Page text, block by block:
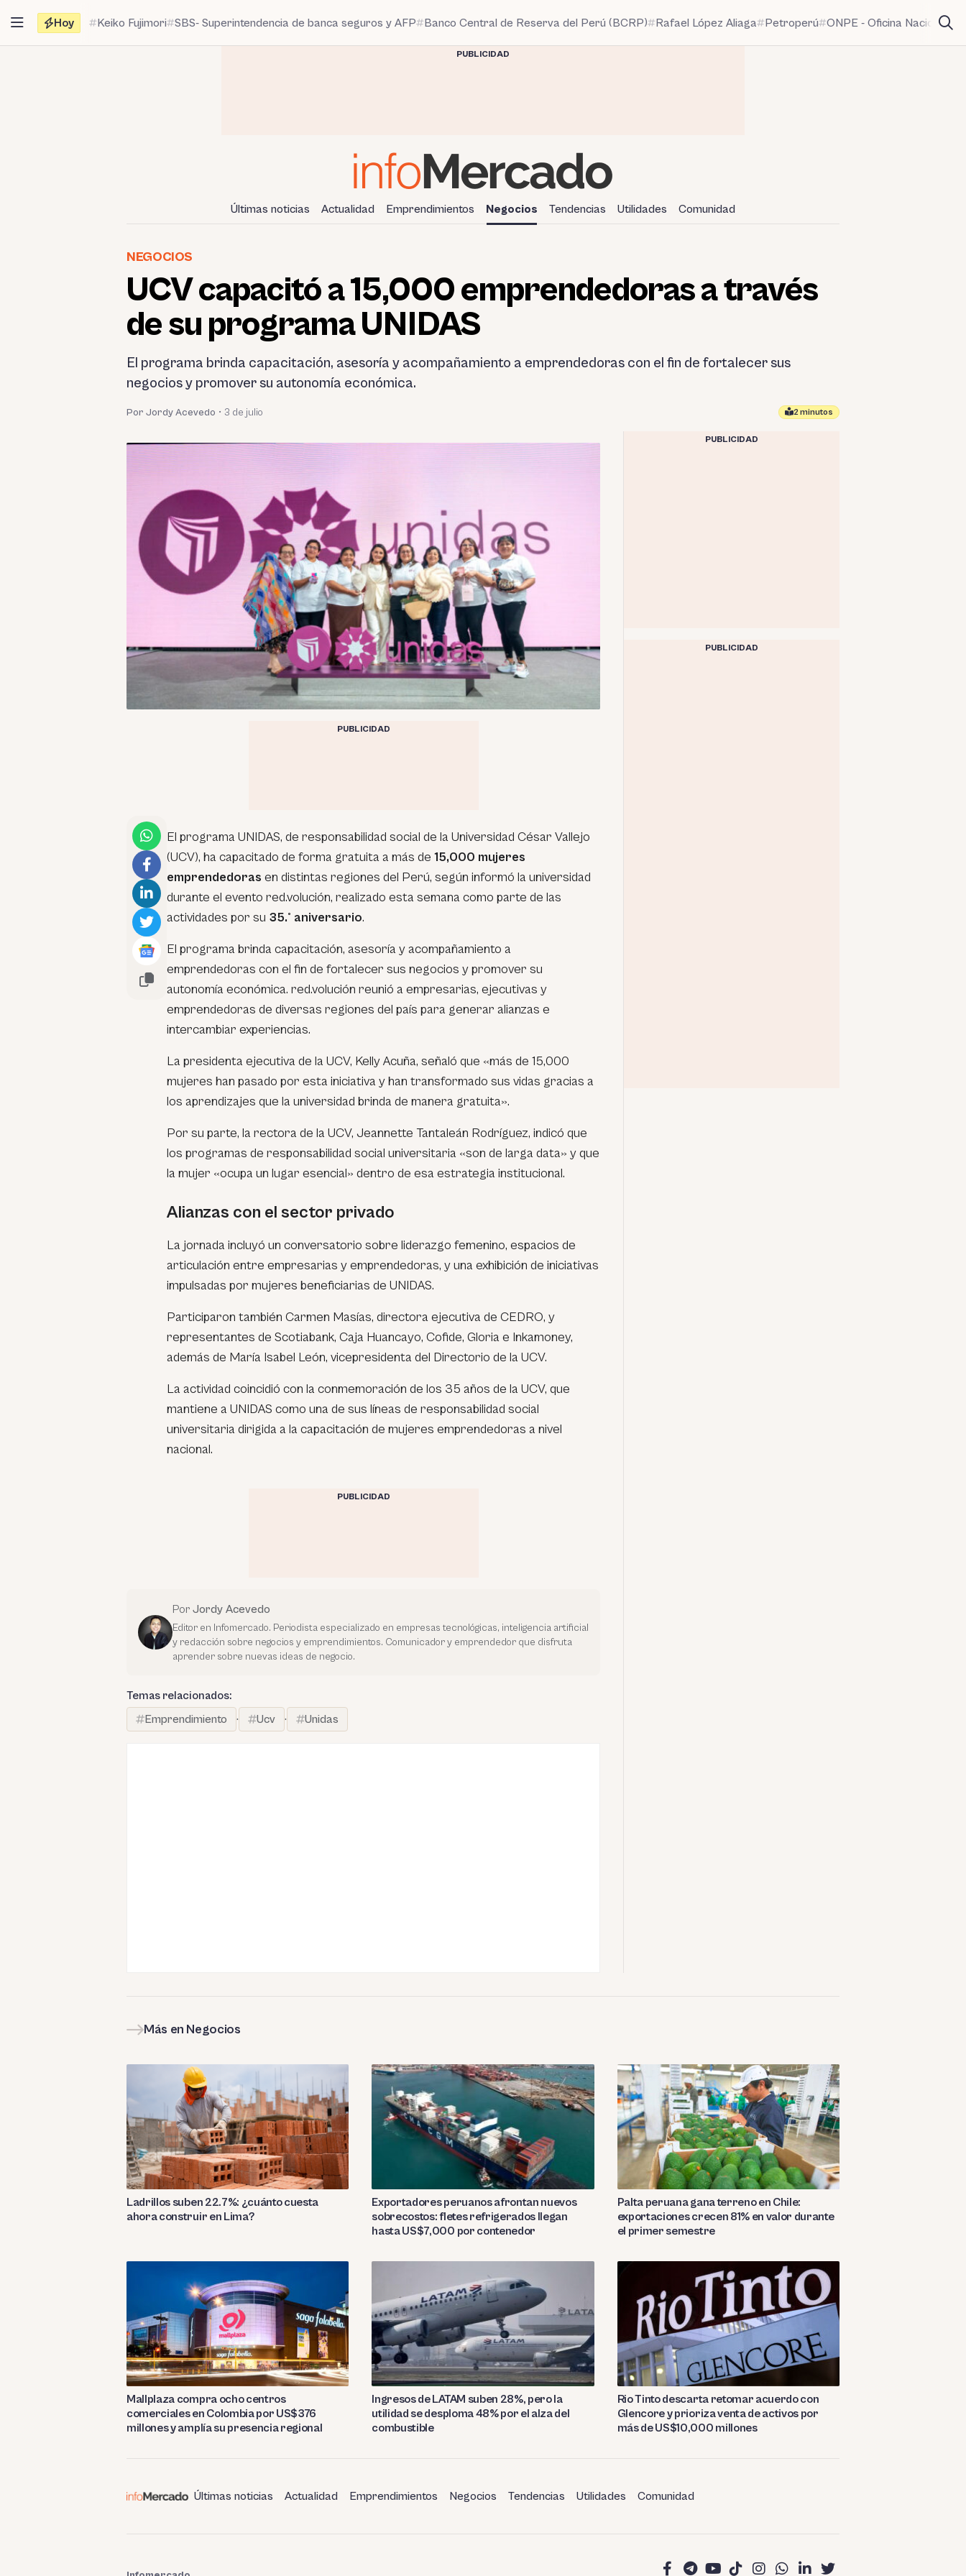
contenido
Hoy Keiko Fujimori SBS- Superintendencia de banca seguros y AFP Banco Central de Reserva del Perú (BCRP) Rafael López Aliaga Petroperú ONPE - Oficina Nacional
PUBLICIDAD
Últimas noticias Actualidad Emprendimientos Negocios Tendencias Utilidades Comunidad
NEGOCIOS
UCV capacitó a 15,000 emprendedoras a través
de su programa UNIDAS
El programa brinda capacitación, asesoría y acompañamiento a emprendedoras con el fin de fortalecer sus
negocios y promover su autonomía económica.
Por Jordy Acevedo • 3 de julio 2 minutos
PUBLICIDAD
El programa UNIDAS, de responsabilidad social de la Universidad César Vallejo
(UCV), ha capacitado de forma gratuita a más de 15,000 mujeres
emprendedoras en distintas regiones del Perú, según informó la universidad
durante el evento red.volución, realizado esta semana como parte de las
actividades por su 35.° aniversario.
El programa brinda capacitación, asesoría y acompañamiento a
emprendedoras con el fin de fortalecer sus negocios y promover su
autonomía económica. red.volución reunió a empresarias, ejecutivas y
emprendedoras de diversas regiones del país para generar alianzas e
intercambiar experiencias.
La presidenta ejecutiva de la UCV, Kelly Acuña, señaló que «más de 15,000
mujeres han pasado por esta iniciativa y han transformado sus vidas gracias a
los aprendizajes que la universidad brinda de manera gratuita».
Por su parte, la rectora de la UCV, Jeannette Tantaleán Rodríguez, indicó que
los programas de responsabilidad social universitaria «son de larga data» y que
la mujer «ocupa un lugar esencial» dentro de esa estrategia institucional.
Alianzas con el sector privado
La jornada incluyó un conversatorio sobre liderazgo femenino, espacios de
articulación entre empresarias y emprendedoras, y una exhibición de iniciativas
impulsadas por mujeres beneficiarias de UNIDAS.
Participaron también Carmen Masías, directora ejecutiva de CEDRO, y
representantes de Scotiabank, Caja Huancayo, Cofide, Gloria e Inkamoney,
además de María Isabel León, vicepresidenta del Directorio de la UCV.
La actividad coincidió con la conmemoración de los 35 años de la UCV, que
mantiene a UNIDAS como una de sus líneas de responsabilidad social
universitaria dirigida a la capacitación de mujeres emprendedoras a nivel
nacional.
PUBLICIDAD
Por Jordy Acevedo
Editor en Infomercado. Periodista especializado en empresas tecnológicas, inteligencia artificial
y redacción sobre negocios y emprendimientos. Comunicador y emprendedor que disfruta
aprender sobre nuevas ideas de negocio.
Temas relacionados:
Emprendimiento
· Ucv · Unidas
PUBLICIDAD
PUBLICIDAD
Más en Negocios
Ladrillos suben 22.7%: ¿cuánto cuesta
ahora construir en Lima?
Exportadores peruanos afrontan nuevos
sobrecostos: fletes refrigerados llegan
hasta US$7,000 por contenedor
Palta peruana gana terreno en Chile:
exportaciones crecen 81% en valor durante
el primer semestre
Mallplaza compra ocho centros
comerciales en Colombia por US$376
millones y amplía su presencia regional
Ingresos de LATAM suben 28%, pero la
utilidad se desploma 48% por el alza del
combustible
Rio Tinto descarta retomar acuerdo con
Glencore y prioriza venta de activos por
más de US$10,000 millones
Últimas noticias Actualidad Emprendimientos Negocios Tendencias Utilidades Comunidad